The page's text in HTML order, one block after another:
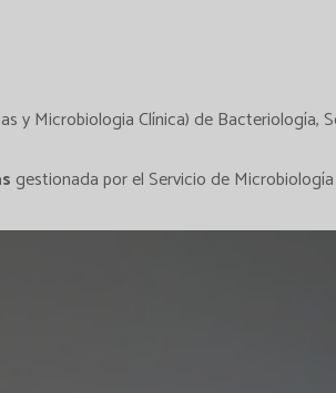
y Microbiologia Clínica) de Bacteriología,
gestionada por el Servicio de